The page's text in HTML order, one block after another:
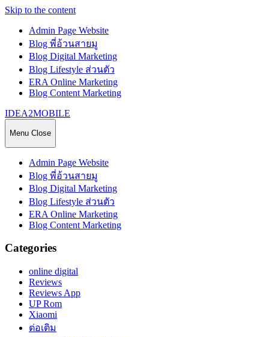
Skip to the content
Admin Page Website
Blog พี่อ้วนสายมู
Blog Digital Marketing
Blog Lifestyle ส่วนตัว
ERA Online Marketing
Blog Content Marketing
IDEA2MOBILE
Menu Close
Admin Page Website
Blog พี่อ้วนสายมู
Blog Digital Marketing
Blog Lifestyle ส่วนตัว
ERA Online Marketing
Blog Content Marketing
Categories
online digital
Reviews
Reviews App
UP Rom
Xiaomi
ต่อเติม